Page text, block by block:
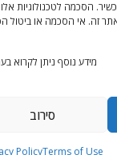
הסכמה לטכנולוגיות
זה. אי הסכמה או
מידע נוסף ניתן לקרוא
סירוב
Terms of Use
Policy